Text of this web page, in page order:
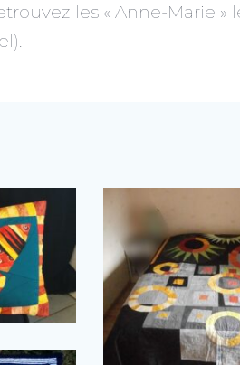
les « Anne-Marie »